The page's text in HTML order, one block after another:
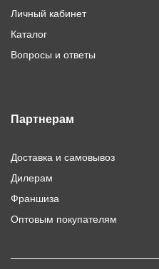
Личный кабинет
Каталог
Вопросы и ответы
Партнерам
Доставка и самовывоз
Дилерам
Франшиза
Оптовым покупателям